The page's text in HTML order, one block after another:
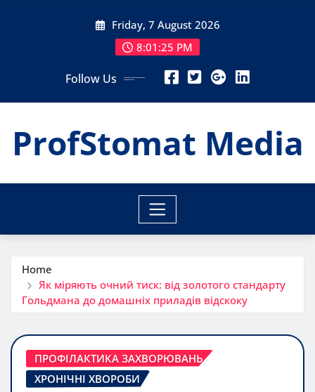
Friday, 7 August 2026
8:01:26 PM
Follow Us
ProfStomat Media
Home
Як міряють очний тиск: від золотого стандарту
Гольдмана до домашніх приладів відскоку
ПРОФІЛАКТИКА ЗАХВОРЮВАНЬ
ХРОНІЧНІ ХВОРОБИ